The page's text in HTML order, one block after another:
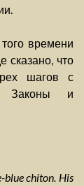
времени
сказано, что
шагов с
Законы и
blue chiton. His